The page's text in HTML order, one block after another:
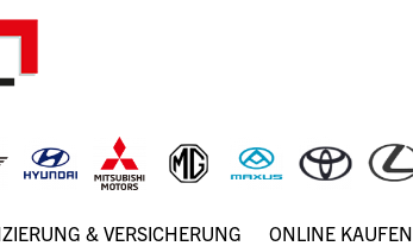
& VERSICHERUNG ONLINE KAUFEN